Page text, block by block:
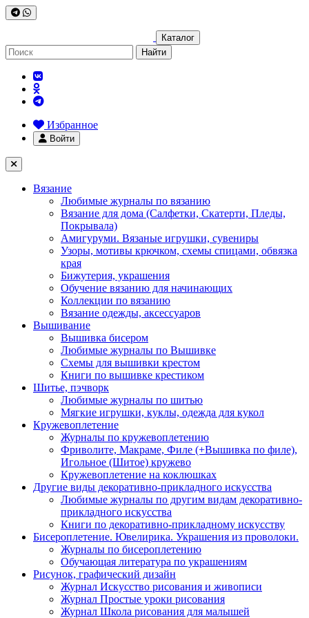
Каталог
Найти
Избранное
Войти
Вязание
Любимые журналы по вязанию
Вязание для дома (Салфетки, Скатерти, Пледы,
Покрывала)
Амигуруми. Вязаные игрушки, сувениры
Узоры, мотивы крючком, схемы спицами, обвязка
края
Бижутерия, украшения
Обучение вязанию для начинающих
Коллекции по вязанию
Вязание одежды, аксессуаров
Вышивание
Вышивка бисером
Любимые журналы по Вышивке
Схемы для вышивки крестом
Книги по вышивке крестиком
Шитье, пэчворк
Любимые журналы по шитью
Мягкие игрушки, куклы, одежда для кукол
Кружевоплетение
Журналы по кружевоплетению
Фриволите, Макраме, Филе (+Вышивка по филе),
Игольное (Шитое) кружево
Кружевоплетение на коклюшках
Другие виды декоративно-прикладного искусства
Любимые журналы по другим видам декоративно-
прикладного искусства
Книги по декоративно-прикладному искусству
Бисероплетение. Ювелирика. Украшения из проволоки.
Журналы по бисероплетению
Обучающая литература по украшениям
Рисунок, графический дизайн
Журнал Искусство рисования и живописи
Журнал Простые уроки рисования
Журнал Школа рисования для малышей